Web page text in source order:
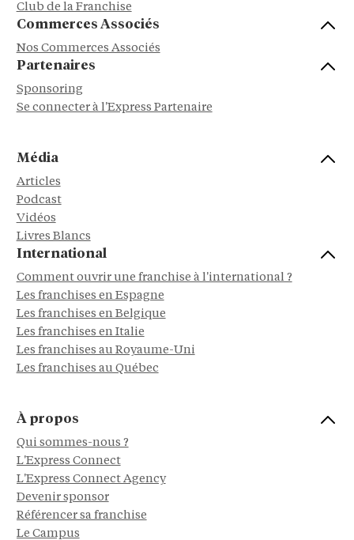
Club de la Franchise
Commerces Associés
Nos Commerces Associés
Partenaires
Sponsoring
Se connecter à l'Express Partenaire
Média
Articles
Podcast
Vidéos
Livres Blancs
International
Comment ouvrir une franchise à l'international ?
Les franchises en Espagne
Les franchises en Belgique
Les franchises en Italie
Les franchises au Royaume-Uni
Les franchises au Québec
À propos
Qui sommes-nous ?
L'Express Connect
L'Express Connect Agency
Devenir sponsor
Référencer sa franchise
Le Campus